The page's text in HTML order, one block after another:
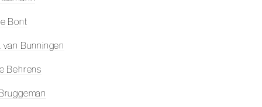
Bont
van Bunningen
Behrens